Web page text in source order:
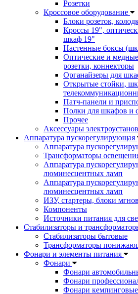
Розетки
Кроссовое оборудование
Блоки розеток,
Кроссы 19",
шкаф 19"
Настенные боксы
Оптические и
розетки, коннекторы
Органайзеры для
Открытые стойки,
Патч-панели и
Полки для шкафов и
Прочее
Аксессуары
Аппаратура пускорегулирующая
Аппаратура
Трансформаторы
Аппаратура
люминесцентных ламп
Аппаратура
люминесцентных ламп
ИЗУ, стартеры, блоки
Компоненты
Источники питания для
Стабилизаторы и
Стабилизаторы бытовые
Трансформаторы
Фонари и элементы питания
Фонари
Фонари
Фонари
Фонари кемпинговые